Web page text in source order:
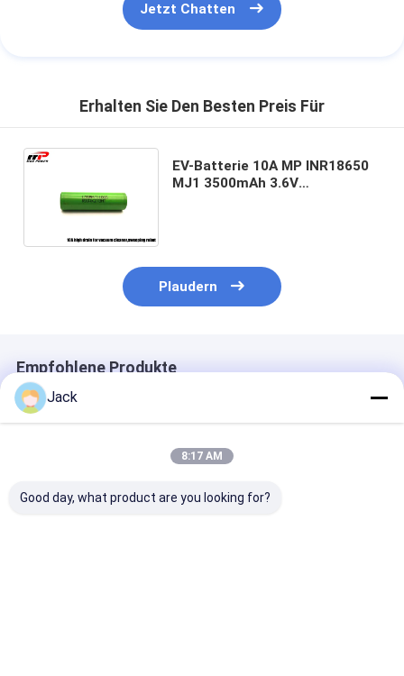
Jetzt Chatten
Erhalten Sie Den Besten Preis Für
EV-Batterie 10A MP INR18650
MJ1 3500mAh 3.6V
Plaudern
Empfohlene Produkte
Jack
8:17 AM
Good day, what product are you looking for?